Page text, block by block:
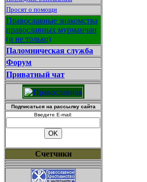
Просят о помощи
Православные знакомства
православных мурманчан
(и не только)
Паломническая служба
Форум
Приватный чат
Подписаться на рассылку сайта
Введите E-mail:
Счетчики